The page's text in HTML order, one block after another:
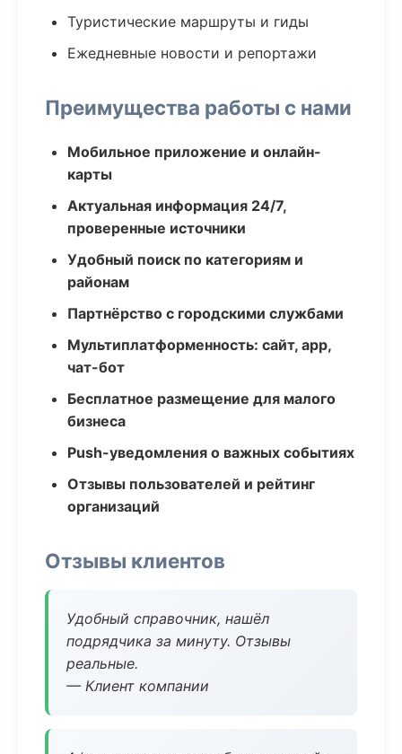
Туристические маршруты и гиды
Ежедневные новости и репортажи
Преимущества работы с нами
Мобильное приложение и онлайн-
карты
Актуальная информация 24/7,
проверенные источники
Удобный поиск по категориям и
районам
Партнёрство с городскими службами
Мультиплатформенность: сайт, app,
чат-бот
Бесплатное размещение для малого
бизнеса
Push-уведомления о важных событиях
Отзывы пользователей и рейтинг
организаций
Отзывы клиентов
Удобный справочник, нашёл
подрядчика за минуту. Отзывы
реальные.
— Клиент компании